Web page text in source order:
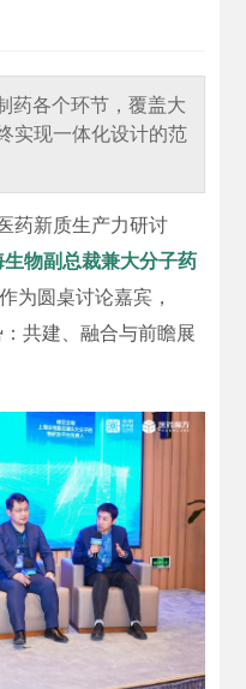
药各个环节，覆盖大
实现一体化设计的范
药新质生产力研讨
物副总裁兼大分子药
作为圆桌讨论嘉宾，
共建、融合与前瞻展